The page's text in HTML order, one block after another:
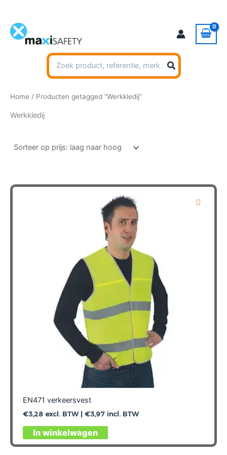
inhoud
Zoeken
naar:
Home / Producten getagged “Werkkledij”
Werkkledij
EN471 verkeersvest
€3,28excl. BTW | €3,97incl. BTW
In winkelwagen
Dit
product